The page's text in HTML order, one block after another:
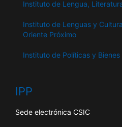
Instituto de Lengua,
Instituto de Lenguas y
Oriente Próximo
Instituto de Políticas y Bienes
IPP
Sede electrónica CSIC